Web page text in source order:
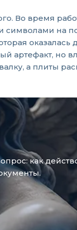
Во время
символами на
артефакт, но
а плиты
как